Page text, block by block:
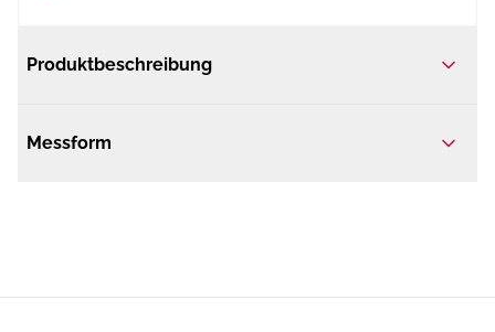
Produktbeschreibung
Messform